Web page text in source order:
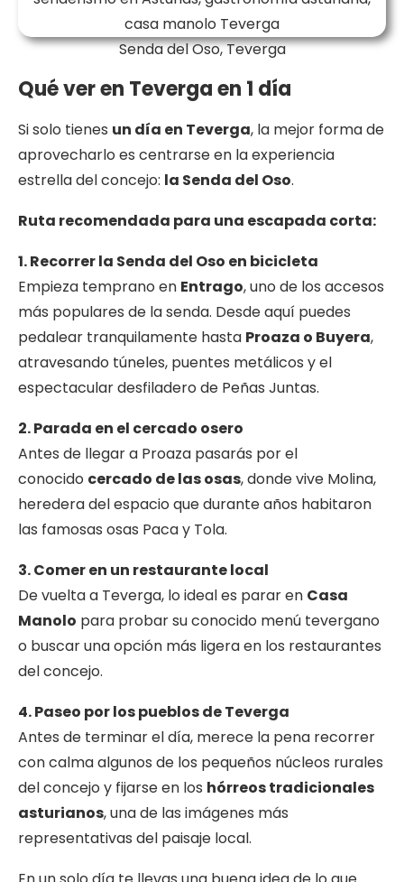
Senda del Oso, Teverga
Qué ver en Teverga en 1 día
Si solo tienes un día en Teverga, la mejor forma de
aprovecharlo es centrarse en la experiencia
estrella del concejo: la Senda del Oso.
Ruta recomendada para una escapada corta:
1. Recorrer la Senda del Oso en bicicleta
Empieza temprano en Entrago, uno de los accesos
más populares de la senda. Desde aquí puedes
pedalear tranquilamente hasta Proaza o Buyera,
atravesando túneles, puentes metálicos y el
espectacular desfiladero de Peñas Juntas.
2. Parada en el cercado osero
Antes de llegar a Proaza pasarás por el
conocido cercado de las osas, donde vive Molina,
heredera del espacio que durante años habitaron
las famosas osas Paca y Tola.
3. Comer en un restaurante local
De vuelta a Teverga, lo ideal es parar en Casa
Manolo para probar su conocido menú tevergano
o buscar una opción más ligera en los restaurantes
del concejo.
4. Paseo por los pueblos de Teverga
Antes de terminar el día, merece la pena recorrer
con calma algunos de los pequeños núcleos rurales
del concejo y fijarse en los hórreos tradicionales
asturianos, una de las imágenes más
representativas del paisaje local.